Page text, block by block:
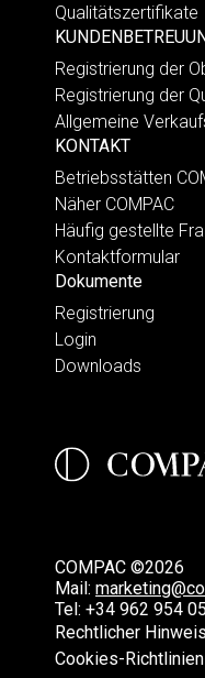
Qualitätszertifikate
Registrierung der
Registrierung der
Allgemeine
KONTAKT
Betriebsstätten
Näher COMPAC
Häufig gestellte
Kontaktformular
Dokumente
Registrierung
Login
Downloads
COMPAC ©2026
Mail:
Tel: +34 962 954
Rechtlicher
Cookies-Richtlinien